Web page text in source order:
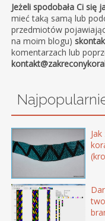
Jeżeli spodobała Ci się
mieć taką samą lub
przedmiotów
na moim blogu)
komentarzach lub